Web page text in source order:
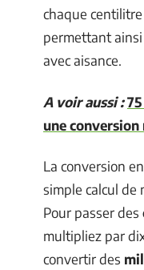
chaque
permettant ainsi
avec aisance.
A voir aussi :
une conversion
La conversion
simple calcul de
Pour passer des
multipliez par
convertir des